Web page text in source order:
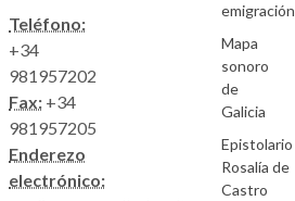
Teléfono:
+34
981957202
Fax: +34
981957205
Enderezo
electrónico:
emigración
Mapa
sonoro
de
Galicia
Epistolario
Rosalía de
Castro